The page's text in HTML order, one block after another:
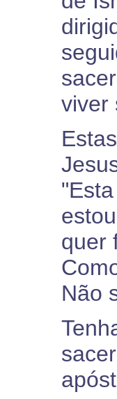
viver
quer
Não